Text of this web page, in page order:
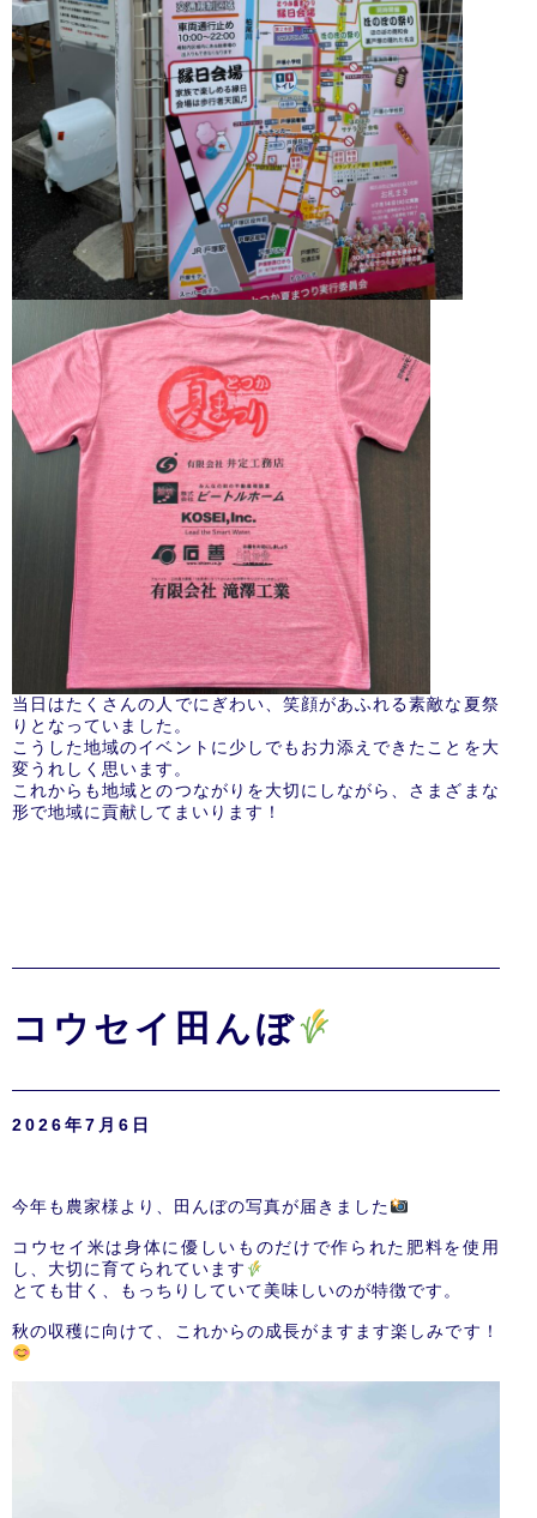
当日はたくさんの人でにぎわい、笑顔があふれる素敵な夏祭
りとなっていました。
こうした地域のイベントに少しでもお力添えできたことを大
変うれしく思います。
これからも地域とのつながりを大切にしながら、さまざまな
形で地域に貢献してまいります！
コウセイ田んぼ
2026年7月6日
今年も農家様より、田んぼの写真が届きました
コウセイ米は身体に優しいものだけで作られた肥料を使用
し、大切に育てられています
とても甘く、もっちりしていて美味しいのが特徴です。
秋の収穫に向けて、これからの成長がますます楽しみです！